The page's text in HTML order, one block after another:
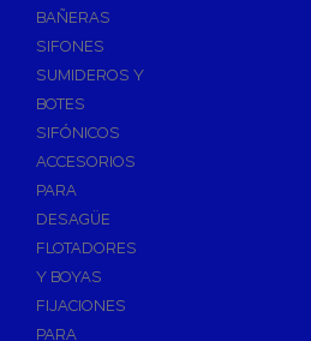
BAÑERAS
SIFONES
SUMIDEROS Y
BOTES
SIFÓNICOS
ACCESORIOS
PARA
DESAGÜE
FLOTADORES
Y BOYAS
FIJACIONES
PARA